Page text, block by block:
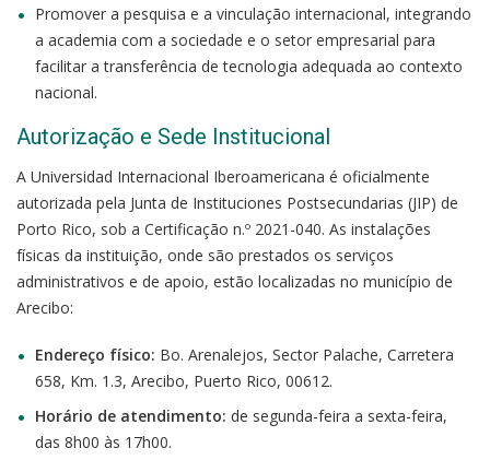
Promover a pesquisa e a vinculação internacional, integrando
a academia com a sociedade e o setor empresarial para
facilitar a transferência de tecnologia adequada ao contexto
nacional.
Autorização e Sede Institucional
A Universidad Internacional Iberoamericana é oficialmente
autorizada pela Junta de Instituciones Postsecundarias (JIP) de
Porto Rico, sob a Certificação n.º 2021-040. As instalações
físicas da instituição, onde são prestados os serviços
administrativos e de apoio, estão localizadas no município de
Arecibo:
Endereço físico: Bo. Arenalejos, Sector Palache, Carretera
658, Km. 1.3, Arecibo, Puerto Rico, 00612.
Horário de atendimento: de segunda-feira a sexta-feira,
das 8h00 às 17h00.